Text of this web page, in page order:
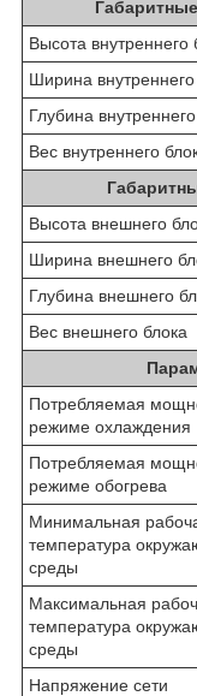
Высота внутреннего
Ширина внутреннего
Глубина
Вес внутреннего
Высота внешнего
Ширина внешнего
Глубина внешнего
Вес внешнего блока
Потребляемая
режиме охлаждения
Потребляемая
режиме обогрева
Минимальная
температура
среды
Максимальная
температура
среды
Напряжение сети